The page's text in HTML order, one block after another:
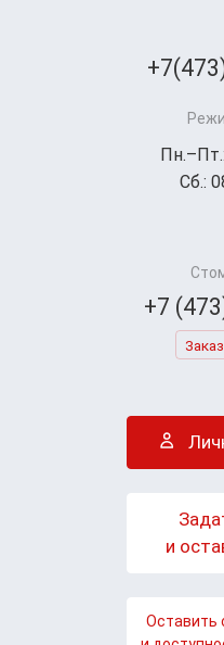
Сб.:
+7
и
Оставить